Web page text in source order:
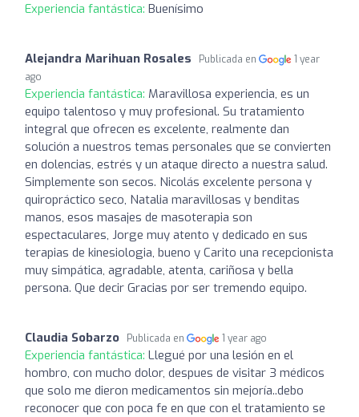
Experiencia fantástica: Buenísimo
Alejandra Marihuan Rosales Publicada en
1 year
ago
Experiencia fantástica: Maravillosa experiencia, es un
equipo talentoso y muy profesional. Su tratamiento
integral que ofrecen es excelente, realmente dan
solución a nuestros temas personales que se convierten
en dolencias, estrés y un ataque directo a nuestra salud.
Simplemente son secos. Nicolás excelente persona y
quiropráctico seco, Natalia maravillosas y benditas
manos, esos masajes de masoterapia son
espectaculares, Jorge muy atento y dedicado en sus
terapias de kinesiologia, bueno y Carito una recepcionista
muy simpática, agradable, atenta, cariñosa y bella
persona. Que decir Gracias por ser tremendo equipo.
Claudia Sobarzo Publicada en 1 year ago
Experiencia fantástica: Llegué por una lesión en el
hombro, con mucho dolor, despues de visitar 3 médicos
que solo me dieron medicamentos sin mejoría..debo
reconocer que con poca fe en que con el tratamiento se